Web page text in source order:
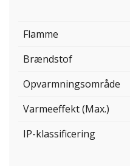
Flamme
Brændstof
Opvarmningsområde
Varmeeffekt (Max.)
IP-klassificering